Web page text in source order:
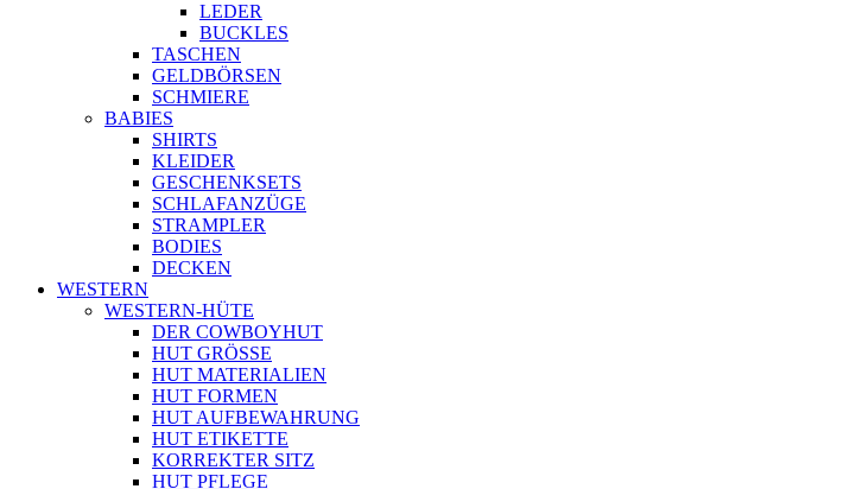
LEDER
BUCKLES
TASCHEN
GELDBÖRSEN
SCHMIERE
BABIES
SHIRTS
KLEIDER
GESCHENKSETS
SCHLAFANZÜGE
STRAMPLER
BODIES
DECKEN
WESTERN
WESTERN-HÜTE
DER COWBOYHUT
HUT GRÖSSE
HUT MATERIALIEN
HUT FORMEN
HUT AUFBEWAHRUNG
HUT ETIKETTE
KORREKTER SITZ
HUT PFLEGE